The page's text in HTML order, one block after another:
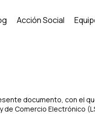
Acción Social
documento, con el
Comercio Electrónico